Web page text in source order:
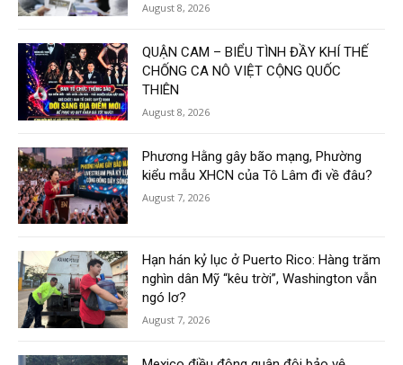
August 8, 2026
QUẬN CAM – BIỂU TÌNH ĐẦY KHÍ THẾ
CHỐNG CA NÔ VIỆT CỘNG QUỐC
THIÊN
August 8, 2026
Phương Hằng gây bão mạng, Phường
kiểu mẫu XHCN của Tô Lâm đi về đâu?
August 7, 2026
Hạn hán kỷ lục ở Puerto Rico: Hàng trăm
nghìn dân Mỹ “kêu trời”, Washington vẫn
ngó lơ?
August 7, 2026